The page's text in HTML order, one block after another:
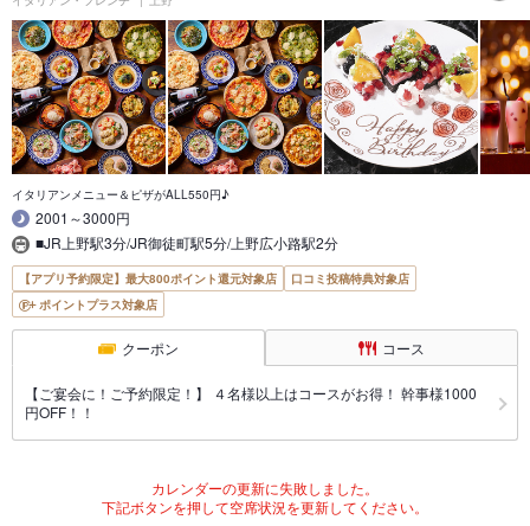
イタリアンメニュー＆ピザがALL550円♪
2001～3000円
■JR上野駅3分/JR御徒町駅5分/上野広小路駅2分
【アプリ予約限定】最大800ポイント還元対象店
口コミ投稿特典対象店
ポイントプラス対象店
クーポン コース
【ご宴会に！ご予約限定！】 ４名様以上はコースがお得！ 幹事様1000
円OFF！！
カレンダーの更新に失敗しました。
下記ボタンを押して空席状況を更新してください。